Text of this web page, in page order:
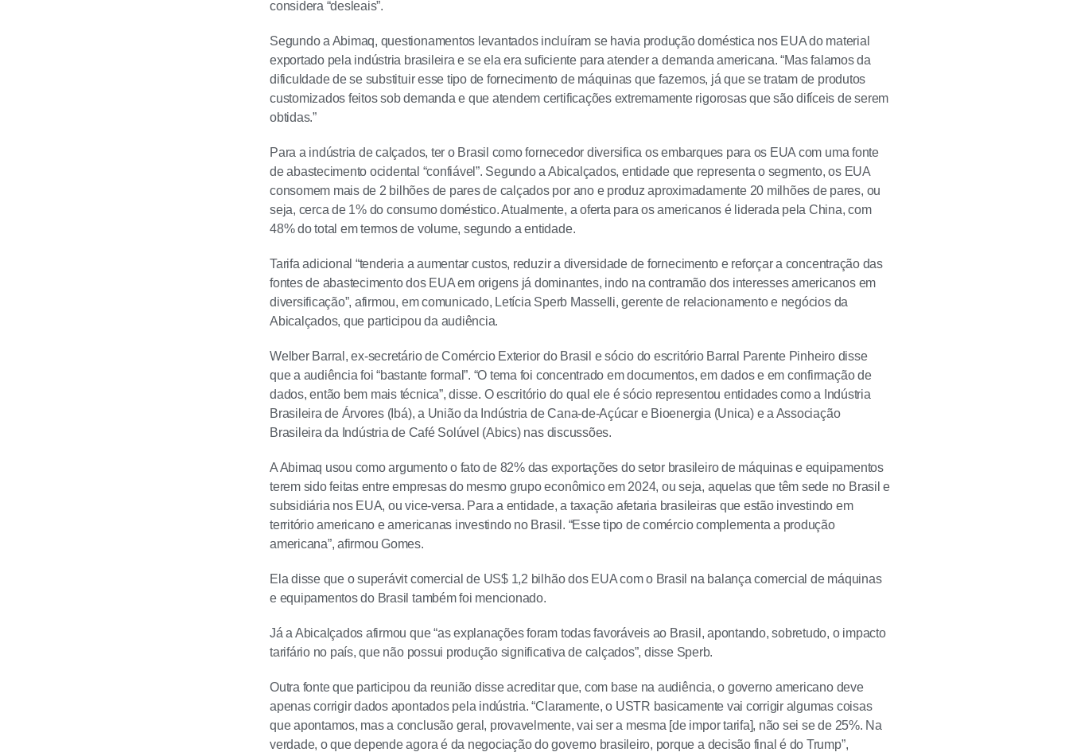
considera “desleais”.
Segundo a Abimaq, questionamentos levantados incluíram se havia produção doméstica nos EUA do material
exportado pela indústria brasileira e se ela era suficiente para atender a demanda americana. “Mas falamos da
dificuldade de se substituir esse tipo de fornecimento de máquinas que fazemos, já que se tratam de produtos
customizados feitos sob demanda e que atendem certificações extremamente rigorosas que são difíceis de serem
obtidas.”
Para a indústria de calçados, ter o Brasil como fornecedor diversifica os embarques para os EUA com uma fonte
de abastecimento ocidental “confiável”. Segundo a Abicalçados, entidade que representa o segmento, os EUA
consomem mais de 2 bilhões de pares de calçados por ano e produz aproximadamente 20 milhões de pares, ou
seja, cerca de 1% do consumo doméstico. Atualmente, a oferta para os americanos é liderada pela China, com
48% do total em termos de volume, segundo a entidade.
Tarifa adicional “tenderia a aumentar custos, reduzir a diversidade de fornecimento e reforçar a concentração das
fontes de abastecimento dos EUA em origens já dominantes, indo na contramão dos interesses americanos em
diversificação”, afirmou, em comunicado, Letícia Sperb Masselli, gerente de relacionamento e negócios da
Abicalçados, que participou da audiência.
Welber Barral, ex-secretário de Comércio Exterior do Brasil e sócio do escritório Barral Parente Pinheiro disse
que a audiência foi “bastante formal”. “O tema foi concentrado em documentos, em dados e em confirmação de
dados, então bem mais técnica”, disse. O escritório do qual ele é sócio representou entidades como a Indústria
Brasileira de Árvores (Ibá), a União da Indústria de Cana-de-Açúcar e Bioenergia (Unica) e a Associação
Brasileira da Indústria de Café Solúvel (Abics) nas discussões.
A Abimaq usou como argumento o fato de 82% das exportações do setor brasileiro de máquinas e equipamentos
terem sido feitas entre empresas do mesmo grupo econômico em 2024, ou seja, aquelas que têm sede no Brasil e
subsidiária nos EUA, ou vice-versa. Para a entidade, a taxação afetaria brasileiras que estão investindo em
território americano e americanas investindo no Brasil. “Esse tipo de comércio complementa a produção
americana”, afirmou Gomes.
Ela disse que o superávit comercial de US$ 1,2 bilhão dos EUA com o Brasil na balança comercial de máquinas
e equipamentos do Brasil também foi mencionado.
Já a Abicalçados afirmou que “as explanações foram todas favoráveis ao Brasil, apontando, sobretudo, o impacto
tarifário no país, que não possui produção significativa de calçados”, disse Sperb.
Outra fonte que participou da reunião disse acreditar que, com base na audiência, o governo americano deve
apenas corrigir dados apontados pela indústria. “Claramente, o USTR basicamente vai corrigir algumas coisas
que apontamos, mas a conclusão geral, provavelmente, vai ser a mesma [de impor tarifa], não sei se de 25%. Na
verdade, o que depende agora é da negociação do governo brasileiro, porque a decisão final é do Trump”,